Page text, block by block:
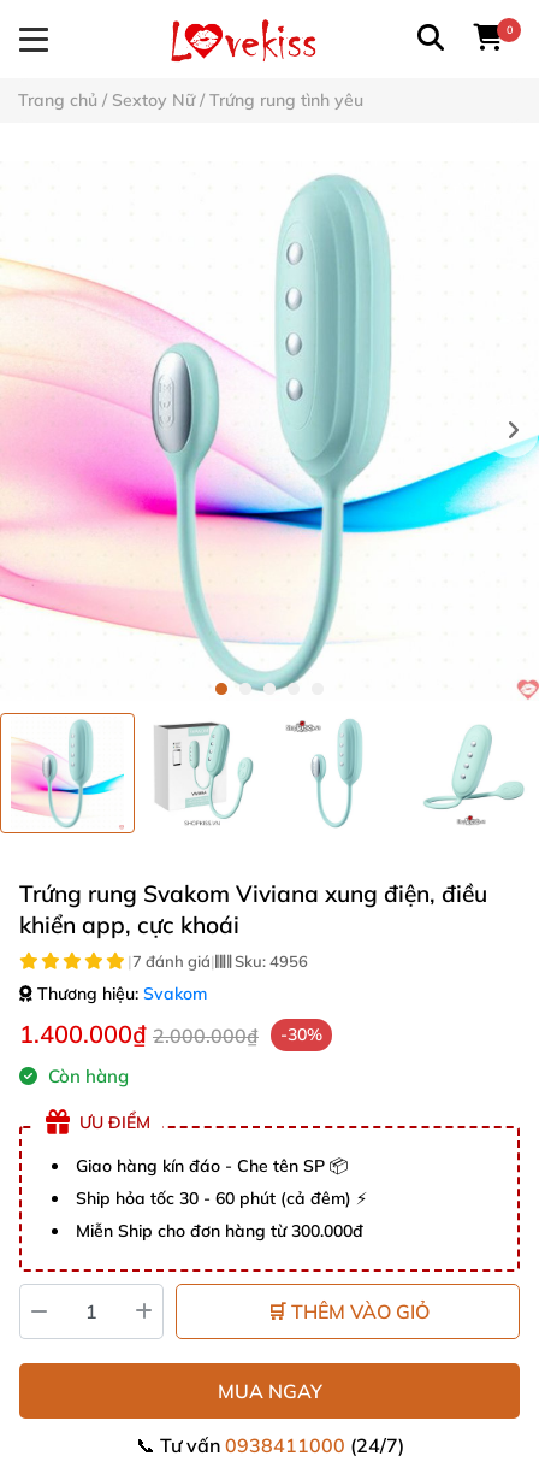
0
Trang chủ / Sextoy Nữ/ Trứng rung tình yêu
Trứng rung Svakom Viviana xung điện, điều
khiển app, cực khoái
|7 đánh giá| Sku:4956
Thương hiệu: Svakom
1.400.000₫ 2.000.000₫ -30%
Còn hàng
ƯU ĐIỂM
Giao hàng kín đáo - Che tên SP 📦
Ship hỏa tốc 30 - 60 phút (cả đêm) ⚡
Miễn Ship cho đơn hàng từ 300.000đ
🛒 THÊM VÀO GIỎ
MUA NGAY
📞 Tư vấn 0938411000 (24/7)